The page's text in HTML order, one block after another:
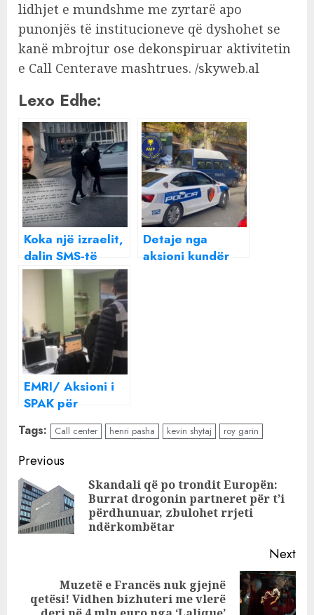
lidhjet e mundshme me zyrtarë apo
punonjës të institucioneve që dyshohet se
kanë mbrojtur ose dekonspiruar aktivitetin
e Call Centerave mashtrues. /skyweb.al
Lexo Edhe:
Koka një izraelit,
dalin SMS-të
“çunave” të Call
Centerave në
Tiranë, ku i kanë
zyrat dhe kush
janë Kevin dhe
Henri
Detaje nga
aksioni kundër
EMRI/ Aksioni i
SPAK për
goditjen e Call
Center-ave,
identifikohet
polici i shoqëruar
Tags: Call center henri pasha kevin shytaj roy garin
Continue
Reading
Previous
Skandali që po trondit Europën:
Burrat drogonin partneret për t’i
përdhunuar, zbulohet rrjeti
ndërkombëtar
Next
Next
Muzetë e Francës nuk gjejnë
qetësi! Vidhen bizhuteri me vlerë